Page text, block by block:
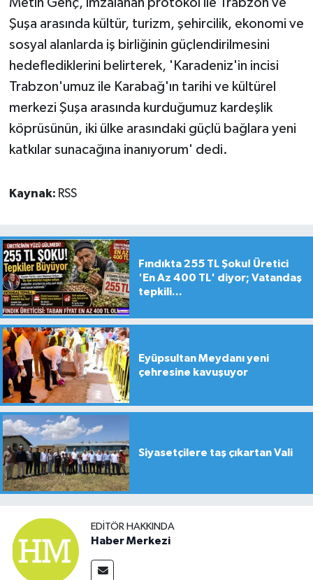
Metin Genç, imzalanan protokol ile Trabzon ve
Şuşa arasında kültür, turizm, şehircilik, ekonomi ve
sosyal alanlarda iş birliğinin güçlendirilmesini
hedeflediklerini belirterek, 'Karadeniz'in incisi
Trabzon'umuz ile Karabağ'ın tarihi ve kültürel
merkezi Şuşa arasında kurduğumuz kardeşlik
köprüsünün, iki ülke arasındaki güçlü bağlara yeni
katkılar sunacağına inanıyorum' dedi.
Kaynak: RSS
Fındıkta 255 TL Şoku! Üretici
'En Az 400 TL' diyor; Vatandaş
tepkili...
Eyüpsultan Meydanı yeni
çehresine kavuşuyor
Siyasetçilere taş çıkartan Vali
EDITÖR HAKKINDA
Haber Merkezi